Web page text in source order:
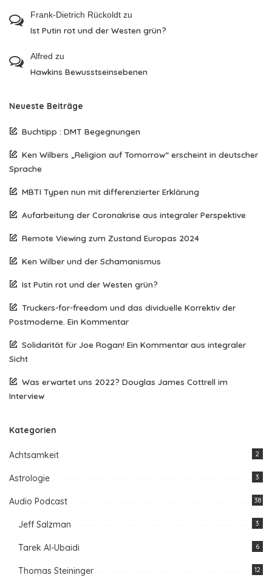
Frank-Dietrich Rückoldt zu
Ist Putin rot und der Westen grün?
Alfred zu
Hawkins Bewusstseinsebenen
Neueste Beiträge
Buchtipp : DMT Begegnungen
Ken Wilbers „Religion auf Tomorrow“ erscheint in deutscher
Sprache
MBTI Typen nun mit differenzierter Erklärung
Aufarbeitung der Coronakrise aus integraler Perspektive
Remote Viewing zum Zustand Europas 2024
Ken Wilber und der Schamanismus
Ist Putin rot und der Westen grün?
Truckers-for-freedom und das dividuelle Korrektiv der
Postmoderne. Ein Kommentar
Solidarität für Joe Rogan! Ein Kommentar aus integraler
Sicht
Was erwartet uns 2022? Douglas James Cottrell im
Interview
Kategorien
Achtsamkeit 2
Astrologie 3
Audio Podcast 38
Jeff Salzman 3
Tarek Al-Ubaidi 6
Thomas Steininger 12